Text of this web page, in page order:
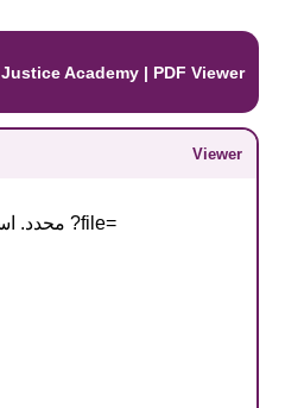
Justice Academy | PDF Viewer
Viewer